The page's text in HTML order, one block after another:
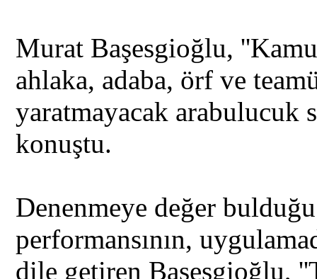
Murat Başesgioğlu,
ahlaka, adaba, örf ve
yaratmayacak arabulucuk
konuştu.
Denenmeye değer
performansının,
dile getiren Başesgioğlu,